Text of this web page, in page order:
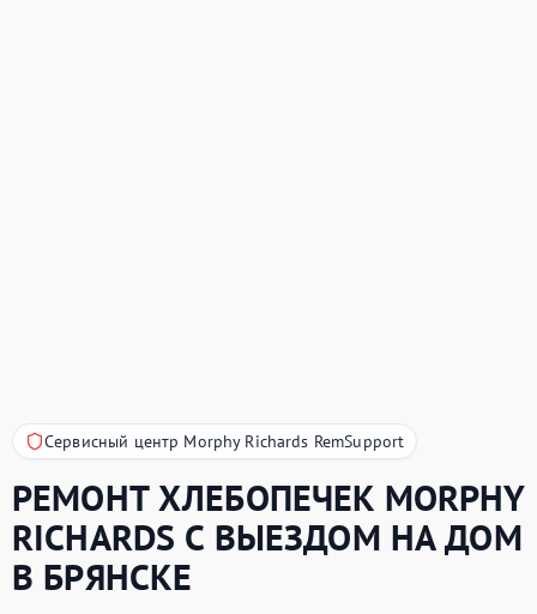
Сервисный центр Morphy Richards RemSupport
РЕМОНТ ХЛЕБОПЕЧЕК MORPHY
RICHARDS С ВЫЕЗДОМ НА ДОМ
В БРЯНСКЕ